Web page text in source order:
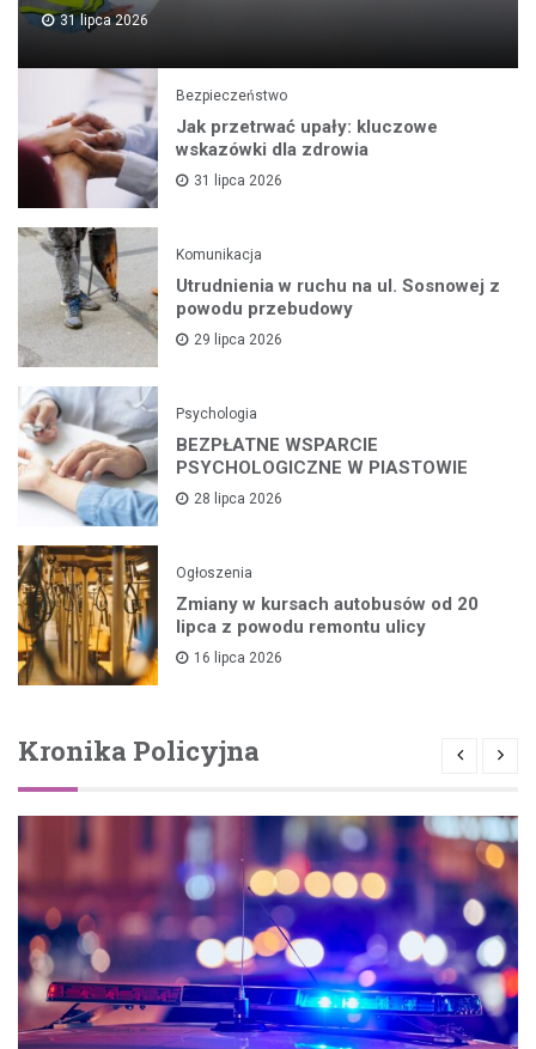
31 lipca 2026
Bezpieczeństwo
Jak przetrwać upały: kluczowe
wskazówki dla zdrowia
31 lipca 2026
Komunikacja
Utrudnienia w ruchu na ul. Sosnowej z
powodu przebudowy
29 lipca 2026
Psychologia
BEZPŁATNE WSPARCIE
PSYCHOLOGICZNE W PIASTOWIE
28 lipca 2026
Ogłoszenia
Zmiany w kursach autobusów od 20
lipca z powodu remontu ulicy
16 lipca 2026
Kronika Policyjna